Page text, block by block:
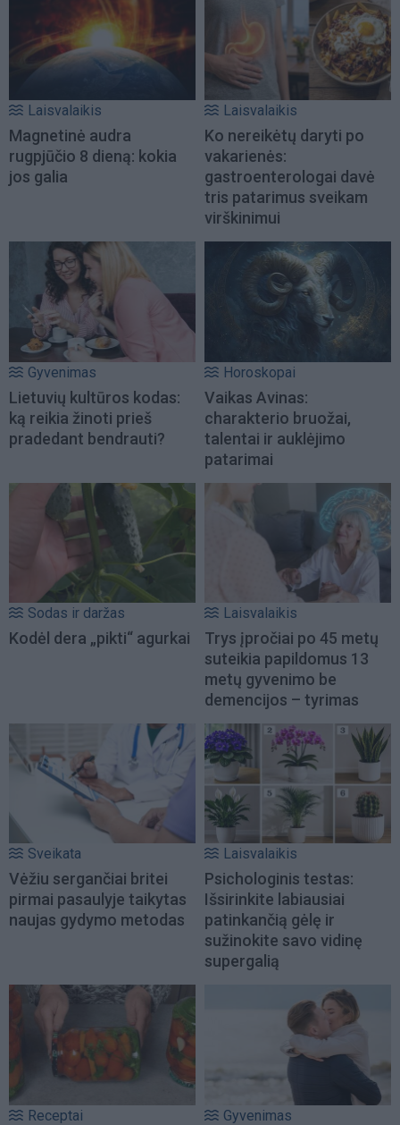
Laisvalaikis
Magnetinė audra
rugpjūčio 8 dieną: kokia
jos galia
Laisvalaikis
Ko nereikėtų daryti po
vakarienės:
gastroenterologai davė
tris patarimus sveikam
virškinimui
Gyvenimas
Lietuvių kultūros kodas:
ką reikia žinoti prieš
pradedant bendrauti?
Horoskopai
Vaikas Avinas:
charakterio bruožai,
talentai ir auklėjimo
patarimai
Sodas ir daržas
Kodėl dera „pikti“ agurkai
Laisvalaikis
Trys įpročiai po 45 metų
suteikia papildomus 13
metų gyvenimo be
demencijos – tyrimas
Sveikata
Vėžiu sergančiai britei
pirmai pasaulyje taikytas
naujas gydymo metodas
Laisvalaikis
Psichologinis testas:
Išsirinkite labiausiai
patinkančią gėlę ir
sužinokite savo vidinę
supergalią
Receptai Gyvenimas